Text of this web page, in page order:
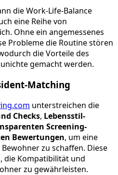
die Work-Life-Balance
eine Reihe von
Ohne ein angemessenes
Probleme die Routine stören
die Vorteile des
gemacht werden.
Matching
unterstreichen die
Checks, Lebensstil-
Screening-
Bewertungen, um eine
zu schaffen. Diese
die Kompatibilität und
zu gewährleisten.